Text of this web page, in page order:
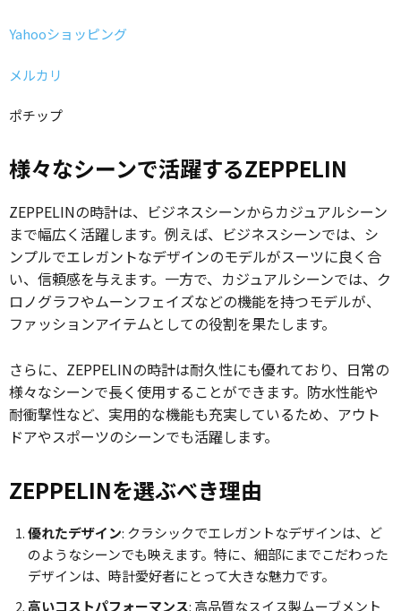
Yahooショッピング
メルカリ
ポチップ
様々なシーンで活躍するZEPPELIN
ZEPPELINの時計は、ビジネスシーンからカジュアルシーン
まで幅広く活躍します。例えば、ビジネスシーンでは、シ
ンプルでエレガントなデザインのモデルがスーツに良く合
い、信頼感を与えます。一方で、カジュアルシーンでは、ク
ロノグラフやムーンフェイズなどの機能を持つモデルが、
ファッションアイテムとしての役割を果たします。
さらに、ZEPPELINの時計は耐久性にも優れており、日常の
様々なシーンで長く使用することができます。防水性能や
耐衝撃性など、実用的な機能も充実しているため、アウト
ドアやスポーツのシーンでも活躍します。
ZEPPELINを選ぶべき理由
優れたデザイン: クラシックでエレガントなデザインは、ど
のようなシーンでも映えます。特に、細部にまでこだわった
デザインは、時計愛好者にとって大きな魅力です。
高いコストパフォーマンス: 高品質なスイス製ムーブメント